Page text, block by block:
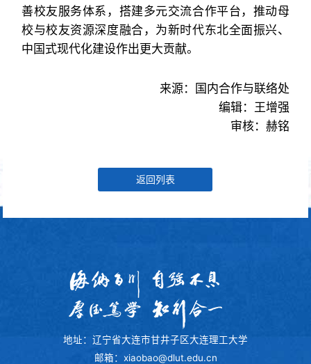
善校友服务体系，搭建多元交流合作平台，推动母
校与校友资源深度融合，为新时代东北全面振兴、
中国式现代化建设作出更大贡献。
来源：国内合作与联络处
编辑：王增强
审核：赫铭
返回列表
地址：辽宁省大连市甘井子区大连理工大学
邮箱：xiaobao@dlut.edu.cn